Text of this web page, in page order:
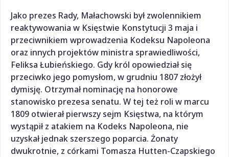
Jako prezes Rady, Małachowski był zwolennikiem
reaktywowania w Księstwie Konstytucji 3 maja i
przeciwnikiem wprowadzenia Kodeksu Napoleona
oraz innych projektów ministra sprawiedliwości,
Feliksa Łubieńskiego. Gdy król opowiedział się
przeciwko jego pomysłom, w grudniu 1807 złożył
dymisję. Otrzymał nominację na honorowe
stanowisko prezesa senatu. W tej też roli w marcu
1809 otwierał pierwszy sejm Księstwa, na którym
wystąpił z atakiem na Kodeks Napoleona, nie
uzyskał jednak szerszego poparcia. Żonaty
dwukrotnie, z córkami Tomasza Hutten-Czapskiego